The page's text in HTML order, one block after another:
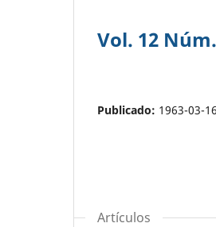
Vol. 12
Publicado: 1963-03-16
Artículos